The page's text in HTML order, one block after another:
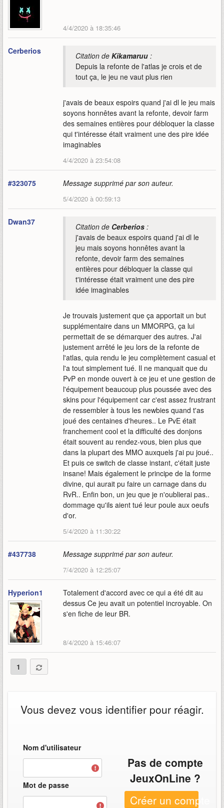
4/4/2020 à 18:35:46
Cerberios Citation de Kikamaruu :
Depuis la refonte de l'atlas je crois et de
tout ça, le jeu ne vaut plus rien
j'avais de beaux espoirs quand j'ai dl le jeu mais
soyons honnêtes avant la refonte, devoir farm
des semaines entières pour débloquer la classe
qui t'intéresse était vraiment une des pire idée
imaginables
4/4/2020 à 23:54:08
#323075 Message supprimé par son auteur.
5/4/2020 à 00:59:13
Dwan37 Citation de Cerberios :
j'avais de beaux espoirs quand j'ai dl le
jeu mais soyons honnêtes avant la
refonte, devoir farm des semaines
entières pour débloquer la classe qui
t'intéresse était vraiment une des pire
idée imaginables
Je trouvais justement que ça apportait un but
supplémentaire dans un MMORPG, ça lui
permettait de se démarquer des autres. J'ai
justement arrêté le jeu lors de la refonte de
l'atlas, quia rendu le jeu complètement casual et
l'a tout simplement tué. Il ne manquait que du
PvP en monde ouvert à ce jeu et une gestion de
l'équipement beaucoup plus poussée avec des
skins pour l'équipement car c'est assez frustrant
de ressembler à tous les newbies quand t'as
joué des centaines d'heures.. Le PvE était
franchement cool et la difficulté des donjons
était souvent au rendez-vous, bien plus que
dans la plupart des MMO auxquels j'ai pu joué..
Et puis ce switch de classe instant, c'était juste
insane! Mais également le principe de la forme
divine, qui aurait pu faire un carnage dans du
RvR.. Enfin bon, un jeu que je n'oublierai pas..
dommage qu'ils aient tué leur poule aux oeufs
d'or.
5/4/2020 à 11:30:22
#437738 Message supprimé par son auteur.
7/4/2020 à 12:25:07
Hyperion1
Totalement d'accord avec ce qui a été dit au
dessus Ce jeu avait un potentiel incroyable. On
s'en fiche de leur BR.
8/4/2020 à 15:46:07
1
Vous devez vous identifier pour réagir.
Nom d'utilisateur
Mot de passe
Pas de compte
JeuxOnLine ?
Créer un compte